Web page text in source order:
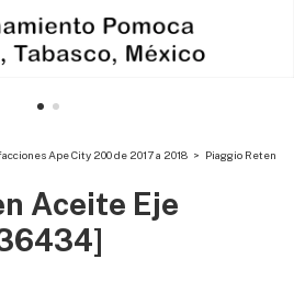
Ape City 200 de 2017 a 2018 > Piaggio Reten
Aceite Eje